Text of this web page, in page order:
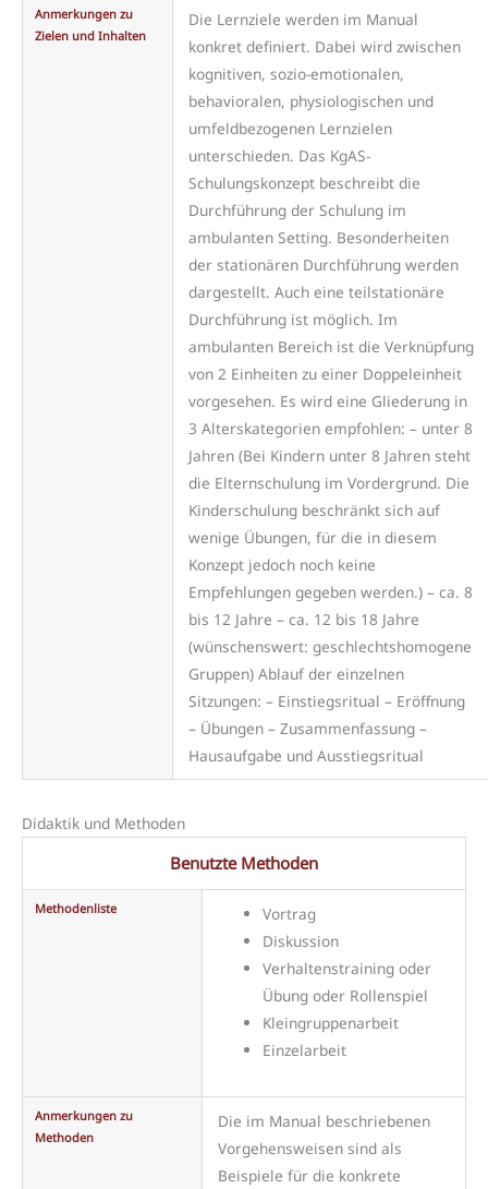
Anmerkungen zu
Zielen und Inhalten
Die Lernziele werden im Manual
konkret definiert. Dabei wird zwischen
kognitiven, sozio-emotionalen,
behavioralen, physiologischen und
umfeldbezogenen Lernzielen
unterschieden. Das KgAS-
Schulungskonzept beschreibt die
Durchführung der Schulung im
ambulanten Setting. Besonderheiten
der stationären Durchführung werden
dargestellt. Auch eine teilstationäre
Durchführung ist möglich. Im
ambulanten Bereich ist die Verknüpfung
von 2 Einheiten zu einer Doppeleinheit
vorgesehen. Es wird eine Gliederung in
3 Alterskategorien empfohlen: – unter 8
Jahren (Bei Kindern unter 8 Jahren steht
die Elternschulung im Vordergrund. Die
Kinderschulung beschränkt sich auf
wenige Übungen, für die in diesem
Konzept jedoch noch keine
Empfehlungen gegeben werden.) – ca. 8
bis 12 Jahre – ca. 12 bis 18 Jahre
(wünschenswert: geschlechtshomogene
Gruppen) Ablauf der einzelnen
Sitzungen: – Einstiegsritual – Eröffnung
– Übungen – Zusammenfassung –
Hausaufgabe und Ausstiegsritual
Didaktik und Methoden
Benutzte Methoden
Methodenliste
Vortrag
Diskussion
Verhaltenstraining oder
Übung oder Rollenspiel
Kleingruppenarbeit
Einzelarbeit
Anmerkungen zu
Methoden
Die im Manual beschriebenen
Vorgehensweisen sind als
Beispiele für die konkrete